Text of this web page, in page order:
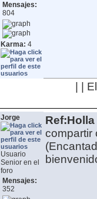
Mensajes:
804
Karma: 4
| |
Jorge
Usuario
Senior en el
foro
Mensajes:
352
compartir